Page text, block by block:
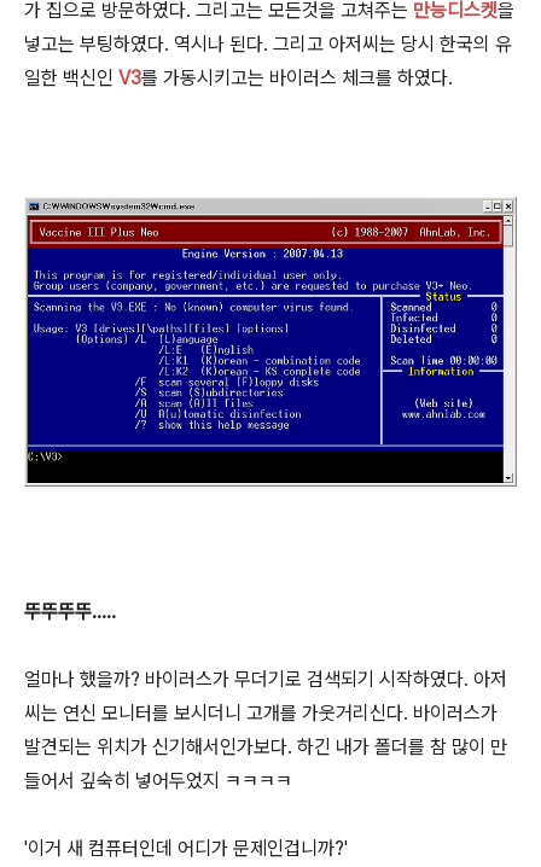
가 집으로 방문하였다. 그리고는 모든것을 고쳐주는 만능디스켓을
넣고는 부팅하였다. 역시나 된다. 그리고 아저씨는 당시 한국의 유
일한 백신인 V3를 가동시키고는 바이러스 체크를 하였다.
뚜뚜뚜뚜.....
얼마나 했을까? 바이러스가 무더기로 검색되기 시작하였다. 아저
씨는 연신 모니터를 보시더니 고개를 가웃거리신다. 바이러스가
발견되는 위치가 신기해서인가보다. 하긴 내가 폴더를 참 많이 만
들어서 깊숙히 넣어두었지 ㅋㅋㅋㅋ
'이거 새 컴퓨터인데 어디가 문제인겁니까?'